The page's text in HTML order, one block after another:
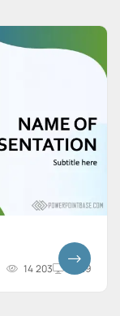
14 203 16x9